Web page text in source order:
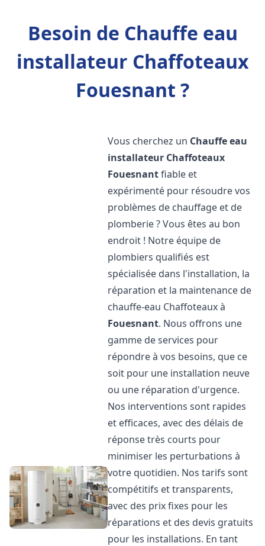
Besoin de Chauffe eau
installateur Chaffoteaux
Fouesnant ?
Vous cherchez un Chauffe eau
installateur Chaffoteaux
Fouesnantfiable et
expérimenté pour résoudre vos
problèmes de chauffage et de
plomberie ? Vous êtes au bon
endroit ! Notre équipe de
plombiers qualifiés est
spécialisée dans l'installation, la
réparation et la maintenance de
chauffe-eau Chaffoteaux à
Fouesnant. Nous offrons une
gamme de services pour
répondre à vos besoins, que ce
soit pour une installation neuve
ou une réparation d'urgence.
Nos interventions sont rapides
et efficaces, avec des délais de
réponse très courts pour
minimiser les perturbations à
votre quotidien. Nos tarifs sont
compétitifs et transparents,
avec des prix fixes pour les
réparations et des devis gratuits
pour les installations. En tant